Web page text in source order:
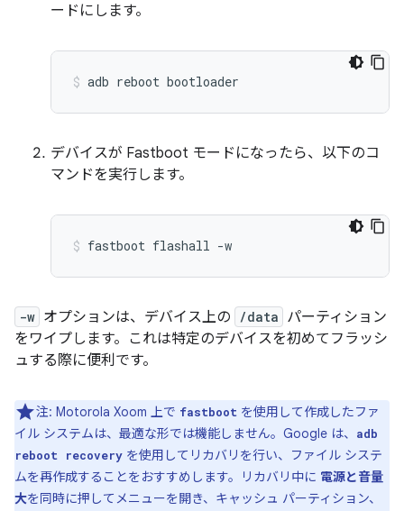
ードにします。
adb reboot bootloader
デバイスが Fastboot モードになったら、以下のコ
マンドを実行します。
fastboot flashall -w
-w オプションは、デバイス上の /data パーティション
をワイプします。これは特定のデバイスを初めてフラッシ
ュする際に便利です。
注: Motorola Xoom 上で fastboot を使用して作成したファ
イル システムは、最適な形では機能しません。Google は、
adb
reboot recovery を使用してリカバリを行い、ファイル システ
ムを再作成することをおすすめします。リカバリ中に 電源と音量
大を同時に押してメニューを開き、キャッシュ パーティション、